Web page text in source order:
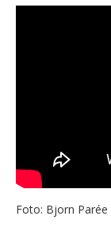
Foto: Bjorn Parée